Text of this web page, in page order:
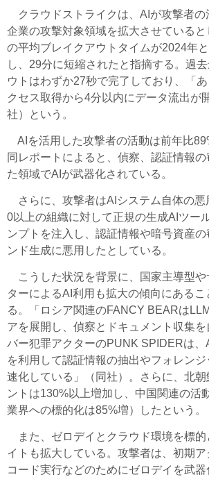
クラウドストライクは、AIが攻撃者の
企業の攻撃対象領域を拡大させている
の平均ブレイクアウトタイムが2024年
し、29分に短縮されたと指摘する。過
ウトはわずか27秒で完了しており、「
クセス取得から4分以内にデータ流出が
社）という。
AIを活用した攻撃者の活動は前年比
同レポートによると、偵察、認証情報
た領域でAIが武器化されている。
さらに、攻撃者はAIシステム自体の悪
0以上の組織に対して正規の生成AIツー
ンプトを注入し、認証情報や暗号資産
ンド生成に悪用したとしている。
こうした状況を背景に、国家主導型や
ターによるAI利用も拡大の傾向にある
る。「ロシア関連のFANCY BEARは
アを展開し、偵察とドキュメント収集を
バー犯罪アクターのPUNK SPIDERは、
を利用して認証情報の抽出やフォレン
速化している」（同社）。さらに、北
ントは130%以上増加し、中国関連の活
業界への標的化は85%増）したという。
また、ゼロデイとクラウド環境を標的
イトも拡大している。攻撃者は、初期ア
コード実行などのためにゼロデイを武